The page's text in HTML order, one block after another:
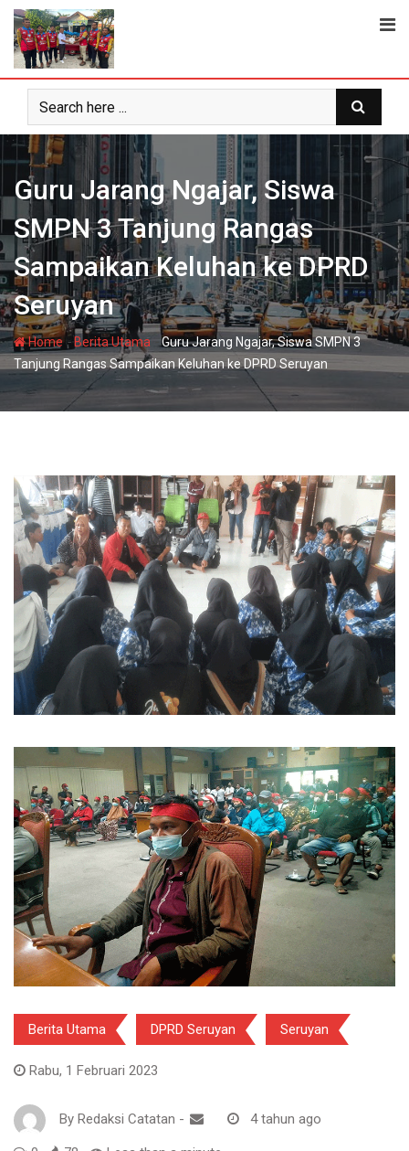
Skip
content
Guru Jarang Ngajar, Siswa
SMPN 3 Tanjung Rangas
Sampaikan Keluhan ke DPRD
Seruyan
Home-Berita Utama -Guru Jarang Ngajar, Siswa SMPN 3
Tanjung Rangas Sampaikan Keluhan ke DPRD Seruyan
Berita Utama DPRD Seruyan Seruyan
Rabu, 1 Februari 2023
By Redaksi Catatan - 4 tahun ago